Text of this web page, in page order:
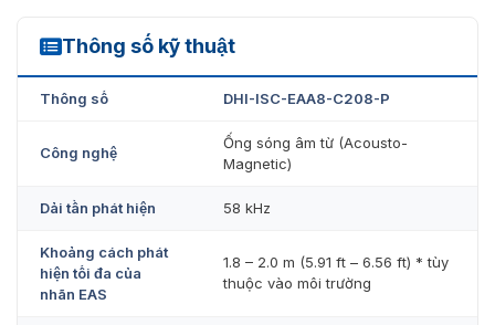
tảng DSS Pro.
Hỗ trợ dịch vụ đám mây, cấu hình từ xa.
Thông số kỹ thuật
ISC-EAA8-C208-P
Thông số DHI-ISC-EAA8-C208-P
Công nghệ
Ống sóng âm từ (Acousto-
Magnetic)
Dải tần phát hiện 58 kHz
Khoảng cách phát
hiện tối đa của
nhãn EAS
1.8 – 2.0 m (5.91 ft – 6.56 ft) * tùy
thuộc vào môi trường